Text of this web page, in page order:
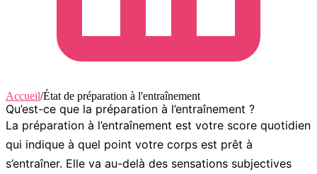
Accueil/État de préparation à l'entraînement
Qu’est-ce que la préparation à l’entraînement ?
La préparation à l’entraînement est votre score quotidien
qui indique à quel point votre corps est prêt à
s’entraîner. Elle va au-delà des sensations subjectives